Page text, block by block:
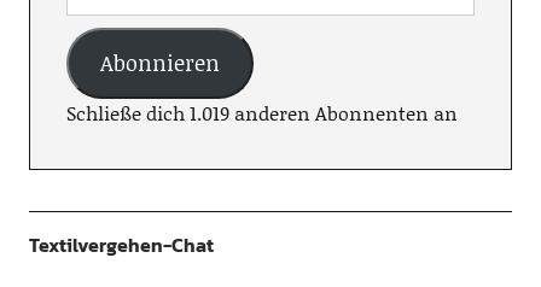
Abonnieren
Schließe dich 1.019 anderen Abonnenten an
Textilvergehen-Chat